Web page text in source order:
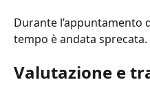
Durante l’appuntamento
tempo è andata sprecata.
Valutazione e